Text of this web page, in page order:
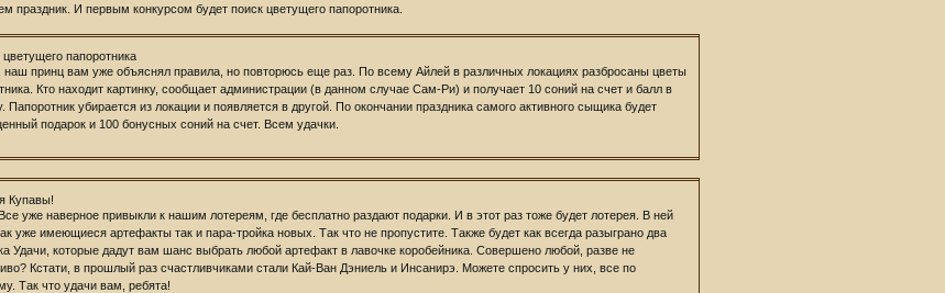
праздник. И первым конкурсом будет поиск цветущего папоротника.
цветущего папоротника
принц вам уже объяснял правила, но повторюсь еще раз. По всему Айлей в различных локациях разбросаны цветы
Кто находит картинку, сообщает администрации (в данном случае Сам-Ри) и получает 10 соний на счет и балл в
Папоротник убирается из локации и появляется в другой. По окончании праздника самого активного сыщика будет
подарок и 100 бонусных соний на счет. Всем удачки.
Купавы!
уже наверное привыкли к нашим лотереям, где бесплатно раздают подарки. И в этот раз тоже будет лотерея. В ней
уже имеющиеся артефакты так и пара-тройка новых. Так что не пропустите. Также будет как всегда разыграно два
Удачи, которые дадут вам шанс выбрать любой артефакт в лавочке коробейника. Совершено любой, разве не
Кстати, в прошлый раз счастливчиками стали Кай-Ван Дэниель и Инсанирэ. Можете спросить у них, все по
Так что удачи вам, ребята!